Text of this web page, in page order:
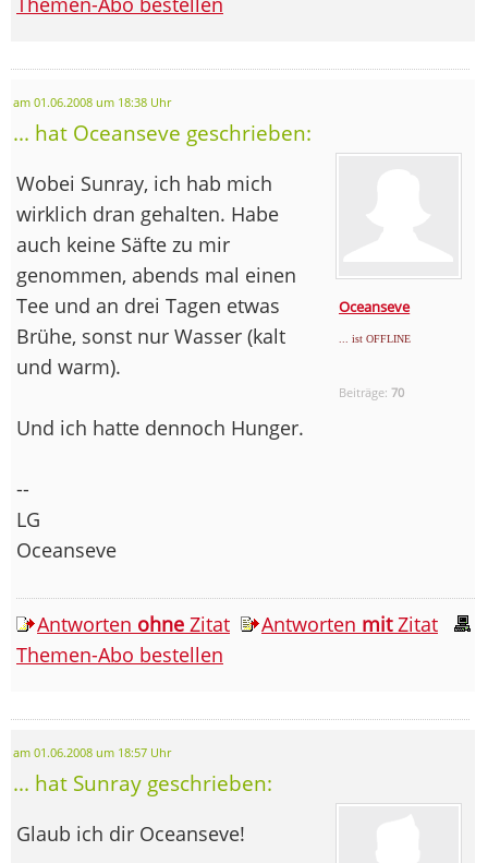
am 01.06.2008 um 18:38 Uhr
... hat Oceanseve geschrieben:
Oceanseve
... ist OFFLINE
Beiträge:70
Wobei Sunray, ich hab mich
wirklich dran gehalten. Habe
auch keine Säfte zu mir
genommen, abends mal einen
Tee und an drei Tagen etwas
Brühe, sonst nur Wasser (kalt
und warm).
Und ich hatte dennoch Hunger.
--
LG
Oceanseve
Antworten ohne Zitat Antworten mitZitat
Themen-Abo bestellen
am 01.06.2008 um 18:57 Uhr
... hat Sunray geschrieben:
Glaub ich dir Oceanseve!